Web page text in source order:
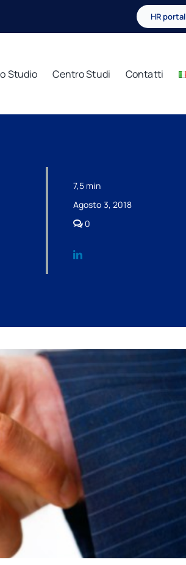
HR portal
Studio Centro Studi Contatti
7,5 min
Agosto 3, 2018
0
INDIVIDUALE